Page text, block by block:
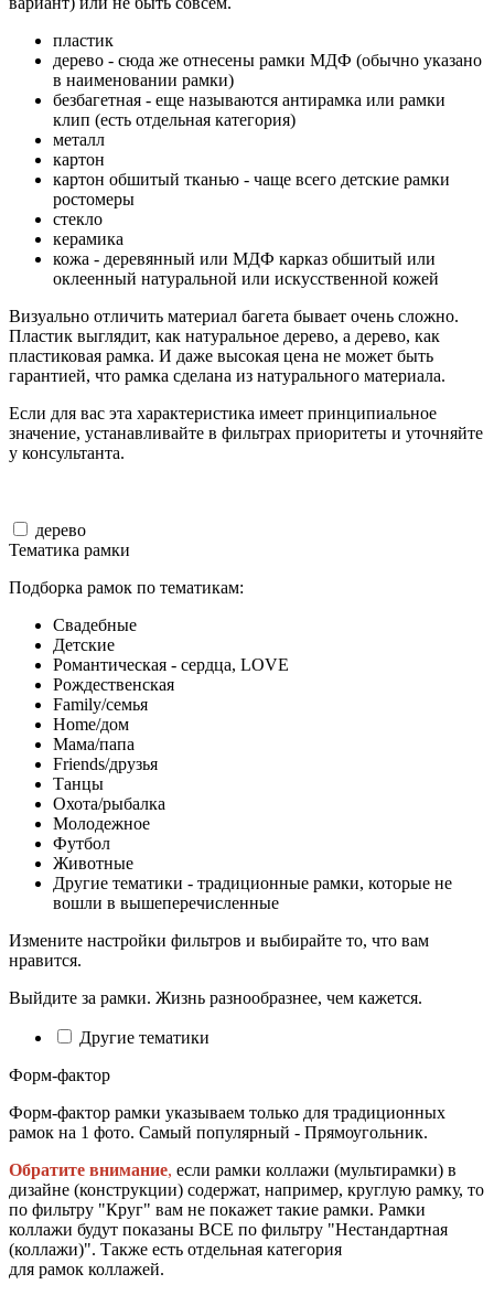
пластик
дерево - сюда же отнесены рамки МДФ (обычно указано
в наименовании рамки)
безбагетная - еще называются антирамка или рамки
клип (есть отдельная категория)
металл
картон
картон обшитый тканью - чаще всего детские рамки
ростомеры
стекло
керамика
кожа - деревянный или МДФ карказ обшитый или
оклеенный натуральной или искусственной кожей
Визуально отличить материал багета бывает очень сложно.
Пластик выглядит, как натуральное дерево, а дерево, как
пластиковая рамка. И даже высокая цена не может быть
гарантией, что рамка сделана из натурального материала.
Если для вас эта характеристика имеет принципиальное
значение, устанавливайте в фильтрах приоритеты и уточняйте
у консультанта.
дерево
Тематика рамки
Подборка рамок по тематикам:
Свадебные
Детские
Романтическая - сердца, LOVE
Рождественская
Family/семья
Home/дом
Мама/папа
Friends/друзья
Танцы
Охота/рыбалка
Молодежное
Футбол
Животные
Другие тематики - традиционные рамки, которые не
вошли в вышеперечисленные
Измените настройки фильтров и выбирайте то, что вам
нравится.
Выйдите за рамки. Жизнь разнообразнее, чем кажется.
Другие тематики
Форм-фактор
Форм-фактор рамки указываем только для традиционных
рамок на 1 фото. Самый популярный - Прямоугольник.
Обратите внимание, если рамки коллажи (мультирамки) в
дизайне (конструкции) содержат, например, круглую рамку, то
по фильтру "Круг" вам не покажет такие рамки. Рамки
коллажи будут показаны ВСЕ по фильтру "Нестандартная
(коллажи)". Также есть отдельная категория
для рамок коллажей.